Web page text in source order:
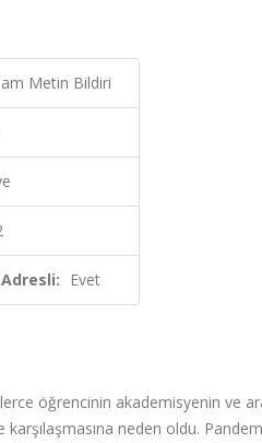
Metin Bildiri
Evet
öğrencinin akademisyenin ve
karşılaşmasına neden oldu.